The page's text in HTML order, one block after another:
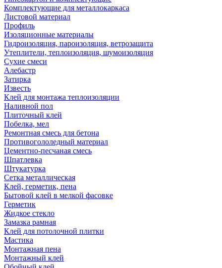
Комплектующие для металлокаркаса
Листовой материал
Профиль
Изоляционные материалы
Гидроизоляция, пароизоляция, ветрозащита
Утеплители, теплоизоляция, шумоизоляция
Сухие смеси
Алебастр
Затирка
Известь
Клей для монтажа теплоизоляции
Наливной пол
Плиточный клей
Побелка, мел
Ремонтная смесь для бетона
Противогололедный материал
Цементно-песчаная смесь
Шпатлевка
Штукатурка
Сетка металлическая
Клей, герметик, пена
Бытовой клей в мелкой фасовке
Герметик
Жидкое стекло
Замазка рамная
Клей для потолочной плитки
Мастика
Монтажная пена
Монтажный клей